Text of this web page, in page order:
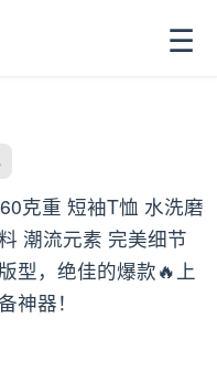
☰
克重 短袖T恤 水洗磨
潮流元素 完美细节
型，绝佳的爆款🔥上
神器！